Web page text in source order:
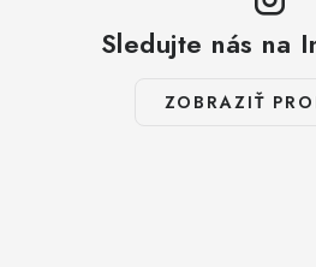
Sledujte nás na
ZOBRAZIŤ